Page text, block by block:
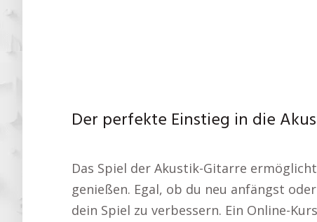
Der perfekte Einstieg in die
Das Spiel der Akustik-Gitarre
genießen. Egal, ob du neu anfängst
dein Spiel zu verbessern. Ein Online-